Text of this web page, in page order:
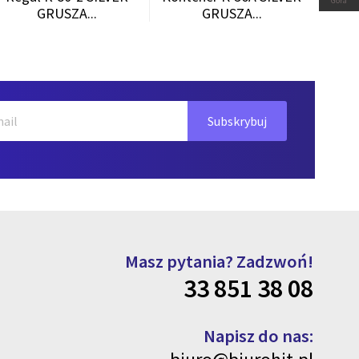
GRUSZA...
GRUSZA...
Masz pytania? Zadzwoń!
33 851 38 08
Napisz do nas: